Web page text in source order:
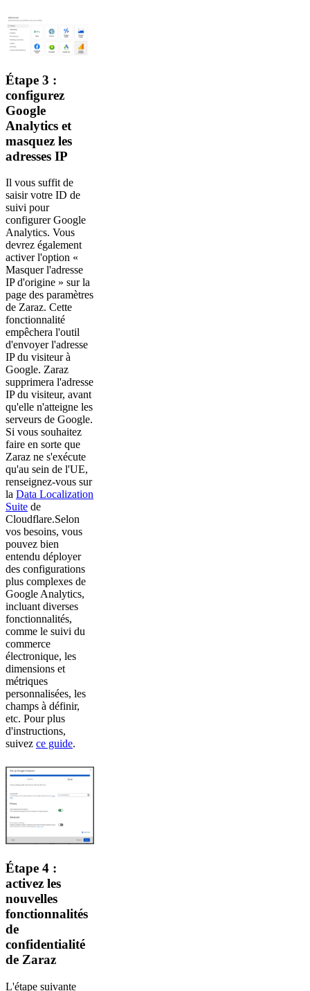
Étape 3 :
configurez
Google
Analytics et
masquez les
adresses IP
Il vous suffit de
saisir votre ID de
suivi pour
configurer Google
Analytics. Vous
devrez également
activer l'option «
Masquer l'adresse
IP d'origine » sur la
page des paramètres
de Zaraz. Cette
fonctionnalité
empêchera l'outil
d'envoyer l'adresse
IP du visiteur à
Google. Zaraz
supprimera l'adresse
IP du visiteur, avant
qu'elle n'atteigne les
serveurs de Google.
Si vous souhaitez
faire en sorte que
Zaraz ne s'exécute
qu'au sein de l'UE,
renseignez-vous sur
la Data Localization
Suite de
Cloudflare.Selon
vos besoins, vous
pouvez bien
entendu déployer
des configurations
plus complexes de
Google Analytics,
incluant diverses
fonctionnalités,
comme le suivi du
commerce
électronique, les
dimensions et
métriques
personnalisées, les
champs à définir,
etc. Pour plus
d'instructions,
suivez ce guide.
Étape 4 :
activez les
nouvelles
fonctionnalités
de
confidentialité
de Zaraz
L'étape suivante